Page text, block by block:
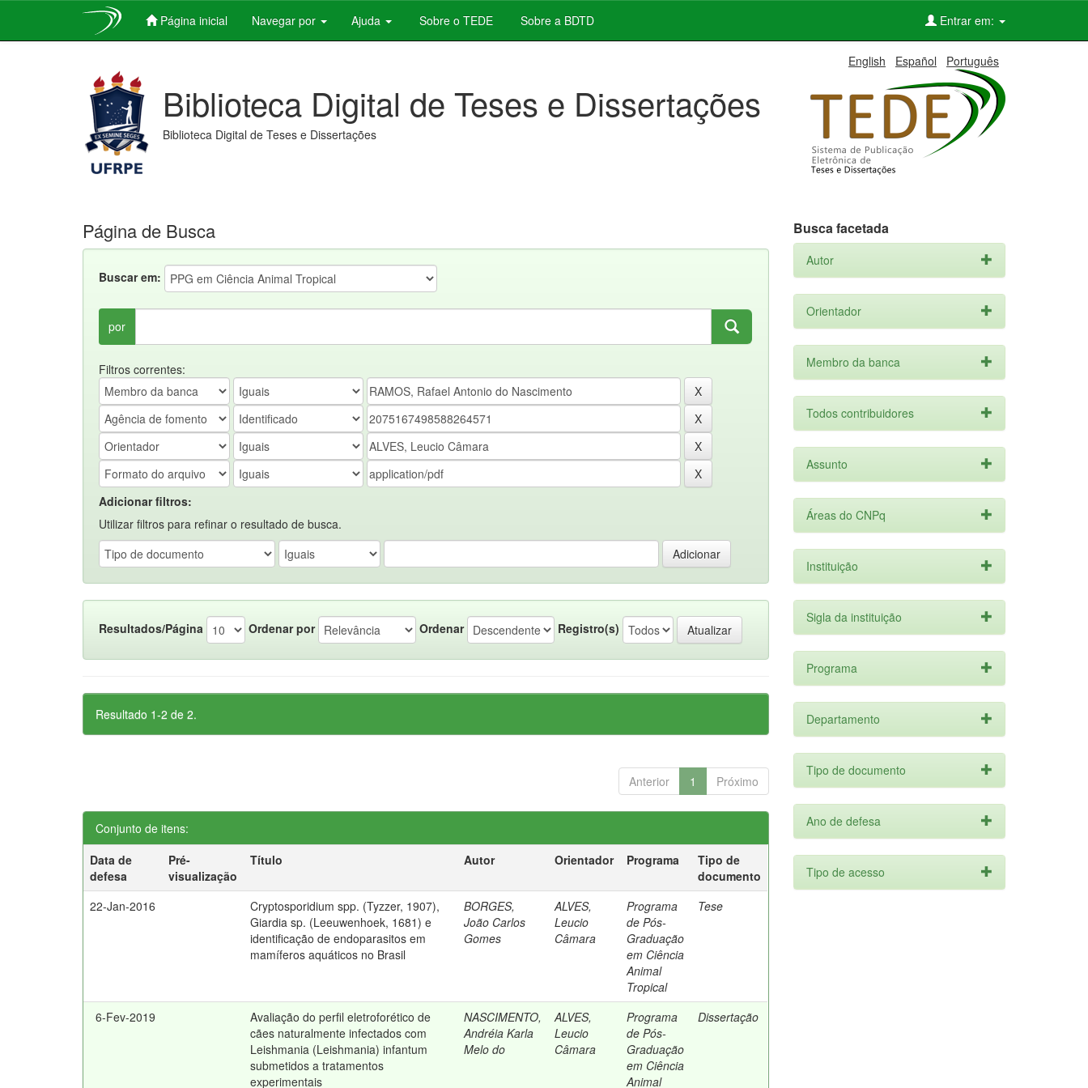
Página inicial Navegar por Ajuda Sobre o TEDE Sobre a BDTD Entrar em:
English Español Português
Biblioteca Digital de Teses e Dissertações
Biblioteca Digital de Teses e Dissertações
Página de Busca
Buscar em:
por
Filtros correntes:
Adicionar filtros:
Utilizar filtros para refinar o resultado de busca.
Resultados/Página Ordenar por Ordenar Registro(s)
Resultado 1-2 de 2.
Anterior 1 Próximo
Conjunto de itens:
Data de
defesa
Pré-
visualização
Título Autor Orientador Programa
Tipo de
documento
22-Jan-2016
Cryptosporidium spp. (Tyzzer, 1907),
Giardia sp. (Leeuwenhoek, 1681) e
identificação de endoparasitos em
mamíferos aquáticos no Brasil
BORGES,
João Carlos
Gomes
ALVES,
Leucio
Câmara
Programa
de Pós-
Graduação
em Ciência
Animal
Tropical
Tese
6-Fev-2019
Avaliação do perfil eletroforético de
cães naturalmente infectados com
Leishmania (Leishmania) infantum
submetidos a tratamentos
experimentais
NASCIMENTO,
Andréia Karla
Melo do
ALVES,
Leucio
Câmara
Programa
de Pós-
Graduação
em Ciência
Animal
Dissertação
Busca facetada
Autor
Orientador
Membro da banca
Todos contribuidores
Assunto
Áreas do CNPq
Instituição
Sigla da instituição
Programa
Departamento
Tipo de documento
Ano de defesa
Tipo de acesso